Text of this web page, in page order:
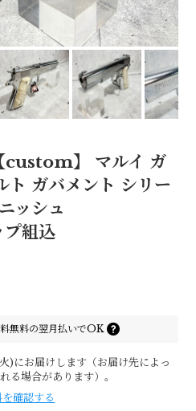
custom】 マルイ ガ
ト ガバメント シリー
ッシュ
組込
無料の翌月払いでOK
)にお届けします（お届け先によっ
る場合があります）。
確認する